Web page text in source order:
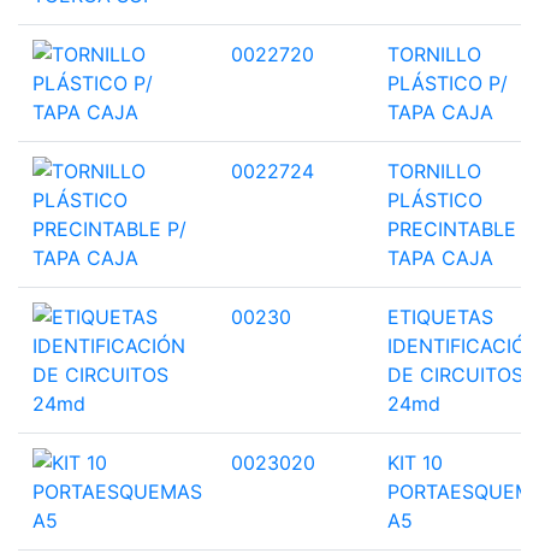
0022720
TORNILLO
PLÁSTICO P/
TAPA CAJA
0022724
TORNILLO
PLÁSTICO
PRECINTABLE
TAPA CAJA
00230
ETIQUETAS
IDENTIFICACIÓN
DE CIRCUITOS
24md
0023020
KIT 10
A5